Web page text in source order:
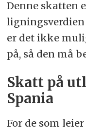
Denne skatten
ligningsverdien
er det ikke
på, så den må
Skatt på
Spania
For de som